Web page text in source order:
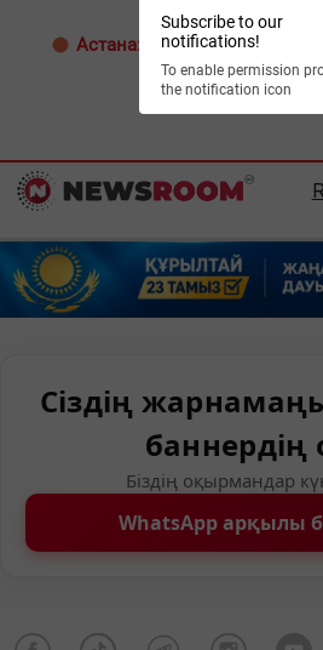
Subscribe to our
notifications!
To enable permission
the notification icon
Астана: 29°C Алматы:
Сіздің
баннердің
Біздің оқырмандар
WhatsApp арқылы